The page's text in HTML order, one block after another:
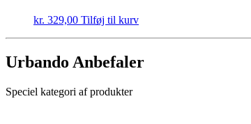
kr. 329,00 Tilføj til kurv
Urbando Anbefaler
Speciel kategori af produkter